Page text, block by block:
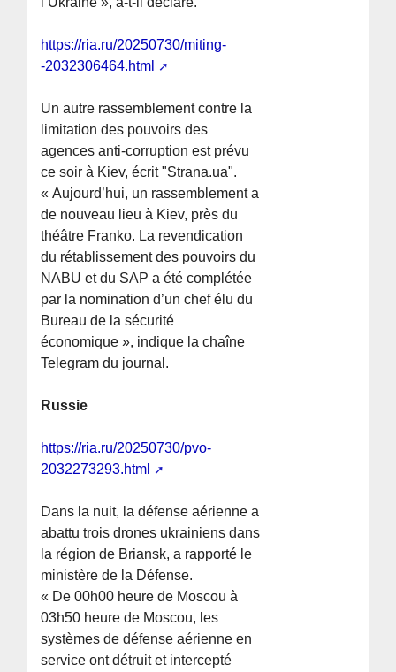
https://ria.ru/20250730/miting-
-2032306464.html
Un autre rassemblement contre la
limitation des pouvoirs des
agences anti-corruption est prévu
ce soir à Kiev, écrit "Strana.ua".
« Aujourd’hui, un rassemblement a
de nouveau lieu à Kiev, près du
théâtre Franko. La revendication
du rétablissement des pouvoirs du
NABU et du SAP a été complétée
par la nomination d’un chef élu du
Bureau de la sécurité
économique », indique la chaîne
Telegram du journal.
Russie
https://ria.ru/20250730/pvo-
2032273293.html
Dans la nuit, la défense aérienne a
abattu trois drones ukrainiens dans
la région de Briansk, a rapporté le
ministère de la Défense.
« De 00h00 heure de Moscou à
03h50 heure de Moscou, les
systèmes de défense aérienne en
service ont détruit et intercepté